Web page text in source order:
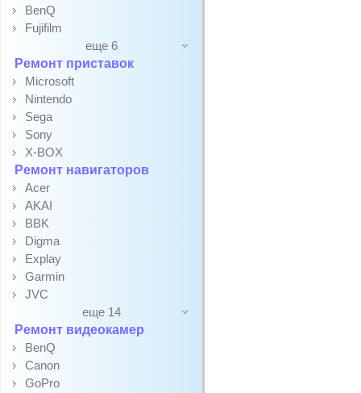
BenQ
Fujifilm
еще 6
Ремонт приставок
Microsoft
Nintendo
Sega
Sony
X-BOX
Ремонт навигаторов
Acer
AKAI
BBK
Digma
Explay
Garmin
JVC
еще 14
Ремонт видеокамер
BenQ
Canon
GoPro